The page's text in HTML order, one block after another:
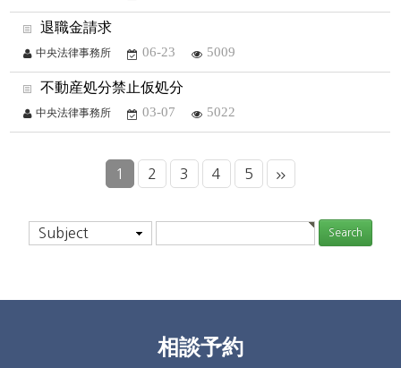
退職金請求
中央法律事務所 06-23 5009
不動産処分禁止仮処分
中央法律事務所 03-07 5022
1 2 3 4 5
Subject
相談予約